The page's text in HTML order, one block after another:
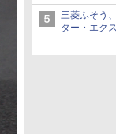
三菱ふそう
ター・エク
ックベース